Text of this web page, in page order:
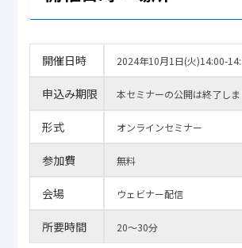
開催日時 2024年10月1日(火)14:00-
申込み期限 本セミナーの公開は終了し
形式 オンラインセミナー
参加費 無料
会場 ウェビナー配信
所要時間 20～30分